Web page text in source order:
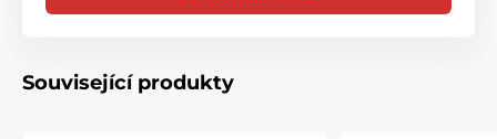
Související produkty